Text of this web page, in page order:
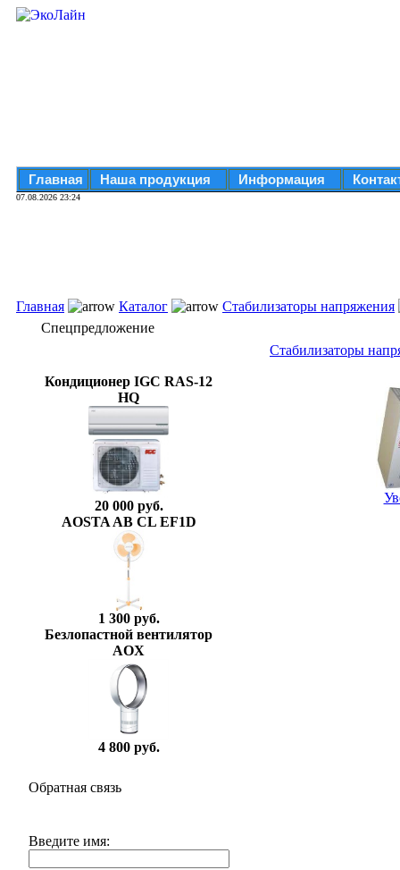
Главная Наша продукция Информация
07.08.2026 23:24
Главная Каталог
Стабилизаторы напряжения
Спецпредложение
Кондиционер IGC RAS-12
HQ
20 000 руб.
AOSTA AB CL EF1D
1 300 руб.
Безлопастной вентилятор
AOX
4 800 руб.
Обратная связь
Введите имя:
Стабилизаторы